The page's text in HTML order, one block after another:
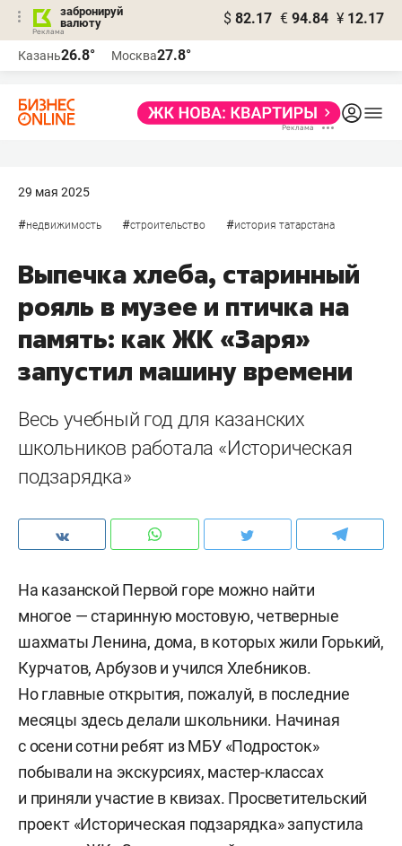
забронируй
валюту
$ 82.17 € 94.84 ¥ 12.17
Казань26.8° Москва27.8°
29 мая 2025
#недвижимость #строительство #история татарстана
Выпечка хлеба, старинный
рояль в музее и птичка на
память: как ЖК «Заря»
запустил машину времени
Весь учебный год для казанских
школьников работала «Историческая
подзарядка»
На казанской Первой горе можно найти
многое — старинную мостовую, четверные
шахматы Ленина, дома, в которых жили Горький,
Курчатов, Арбузов и учился Хлебников.
Но главные открытия, пожалуй, в последние
месяцы здесь делали школьники. Начиная
с осени сотни ребят из МБУ «Подросток»
побывали на экскурсиях, мастер-классах
и приняли участие в квизах. Просветительский
проект «Историческая подзарядка» запустила